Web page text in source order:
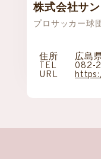
株式会社サ
プロサッカー球
住所 広島
TEL 082-
URL